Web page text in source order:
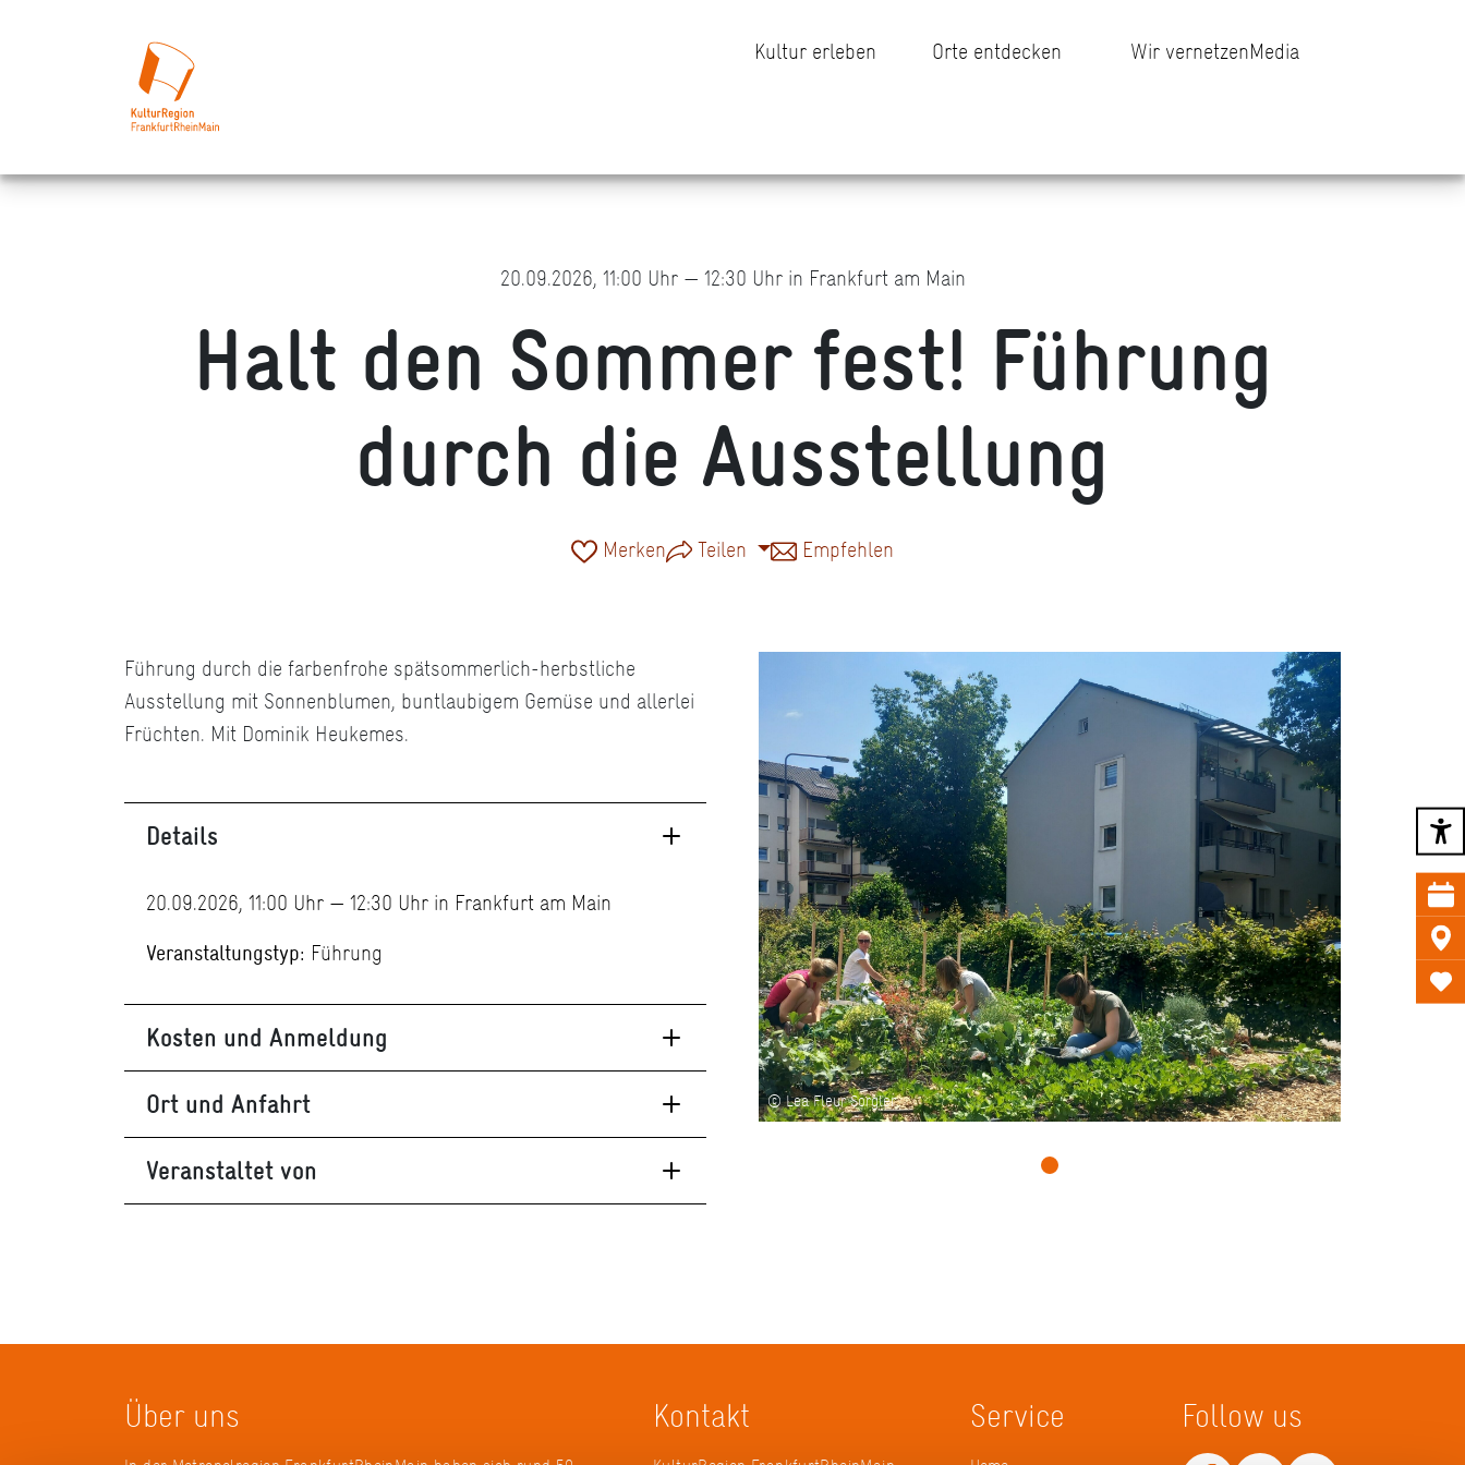
Kultur erleben Orte entdecken Wir vernetzenMedia
20.09.2026, 11:00 Uhr — 12:30 Uhr in Frankfurt am Main
Halt den Sommer fest! Führung
durch die Ausstellung
Merken Teilen Empfehlen
Führung durch die farbenfrohe spätsommerlich-herbstliche
Ausstellung mit Sonnenblumen, buntlaubigem Gemüse und allerlei
Früchten. Mit Dominik Heukemes.
Details
20.09.2026, 11:00 Uhr — 12:30 Uhr in Frankfurt am Main
Veranstaltungstyp: Führung
Kosten und Anmeldung
Ort und Anfahrt
Veranstaltet von
© Lea Fleur Sorgler
Über uns Kontakt Service Follow us